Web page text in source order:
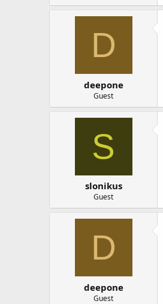
D
deepone
Guest
S
slonikus
Guest
D
deepone
Guest